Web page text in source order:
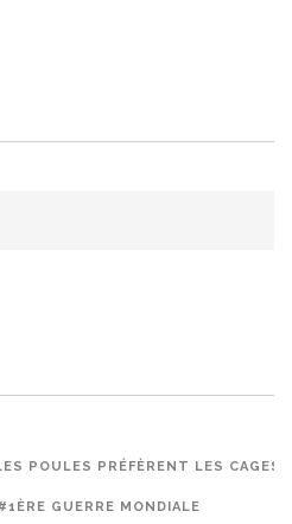
POULES PRÉFÈRENT LES CAGES
GUERRE MONDIALE